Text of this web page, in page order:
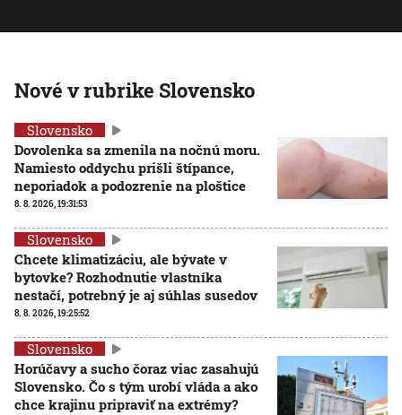
Nové v rubrike Slovensko
Slovensko
Dovolenka sa zmenila na nočnú moru.
Namiesto oddychu prišli štípance,
neporiadok a podozrenie na ploštice
8. 8. 2026, 19:31:53
Slovensko
Chcete klimatizáciu, ale bývate v
bytovke? Rozhodnutie vlastníka
nestačí, potrebný je aj súhlas susedov
8. 8. 2026, 19:25:52
Slovensko
Horúčavy a sucho čoraz viac zasahujú
Slovensko. Čo s tým urobí vláda a ako
chce krajinu pripraviť na extrémy?